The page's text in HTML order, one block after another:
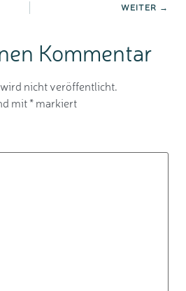
WEITER →
Kommentar
nicht veröffentlicht.
mit* markiert